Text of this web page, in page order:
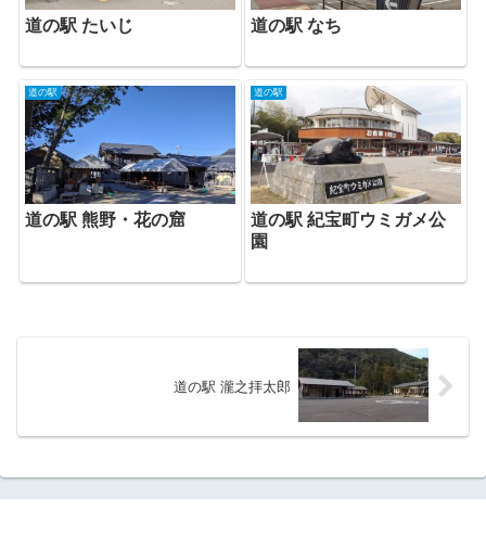
道の駅 たいじ 道の駅 なち
道の駅
道の駅 熊野・花の窟
道の駅
道の駅 紀宝町ウミガメ公
園
道の駅 瀧之拝太郎